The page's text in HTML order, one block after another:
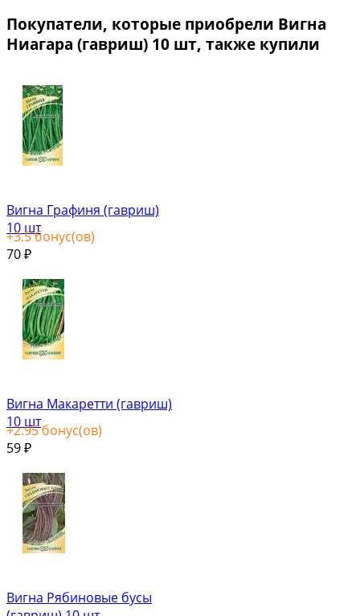
Покупатели, которые приобрели Вигна
Ниагара (гавриш) 10 шт, также купили
Вигна Графиня (гавриш)
10 шт
+3.5бонус(ов)
70 ₽
Вигна Макаретти (гавриш)
10 шт
+2.95 бонус(ов)
59 ₽
Вигна Рябиновые бусы